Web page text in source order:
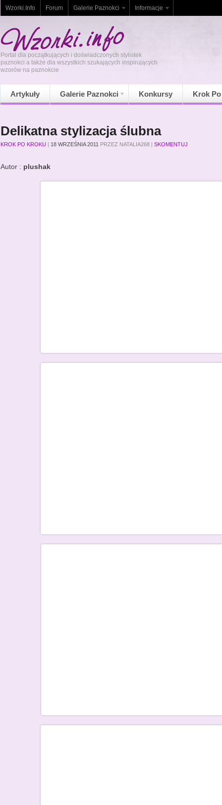
Wzorki.Info Forum Galerie Paznokci Informacje
Portal dla początkujących i doświadczonych stylistek
paznokci a także dla wszystkich szukających inspirujących
wzorów na paznokcie
Artykuły Galerie Paznokci Konkursy Krok
Delikatna stylizacja ślubna
KROK PO KROKU | 18 WRZEŚNIA 2011 PRZEZ NATALIA268 | SKOMENTUJ
Autor : plushak